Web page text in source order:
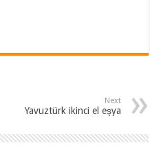
Next
Yavuztürk ikinci el eşya